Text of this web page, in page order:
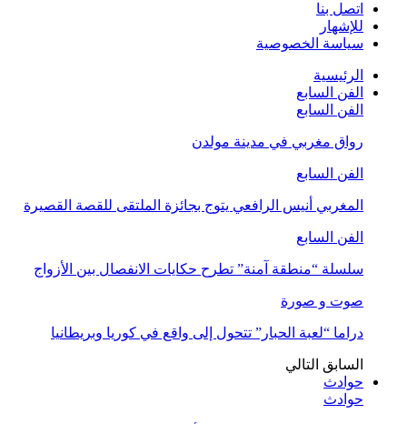
اتصل بنا
للإشهار
سياسة الخصوصية
الرئيسية
الفن السابع
الفن السابع
رواق مغربي في مدينة مولدن
الفن السابع
المغربي أنيس الرافعي يتوج بجائزة الملتقى للقصة القصيرة
الفن السابع
سلسلة “منطقة آمنة” تطرح حكايات الانفصال بين الأزواج
صوت و صورة
دراما “لعبة الحبار” تتحول إلى واقع في كوريا وبريطانيا
السابق التالي
حوادث
حوادث